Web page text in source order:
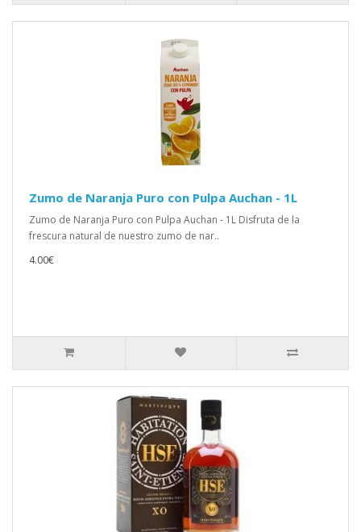
Zumo de Naranja Puro con Pulpa Auchan - 1L
Zumo de Naranja Puro con Pulpa Auchan - 1L Disfruta de la
frescura natural de nuestro zumo de nar..
4.00€